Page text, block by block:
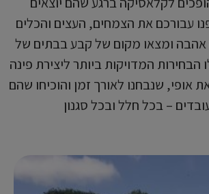
עבורכם את הצמחים, העצים והכלים
אהבה ומצאו מקום של קבע בבתים של
הבחירות המדויקות ביותר ליצירת פינה
אופי, שנבחנו לאורך זמן והוכיחו שהם
– בכל חלל ובכל סגנון